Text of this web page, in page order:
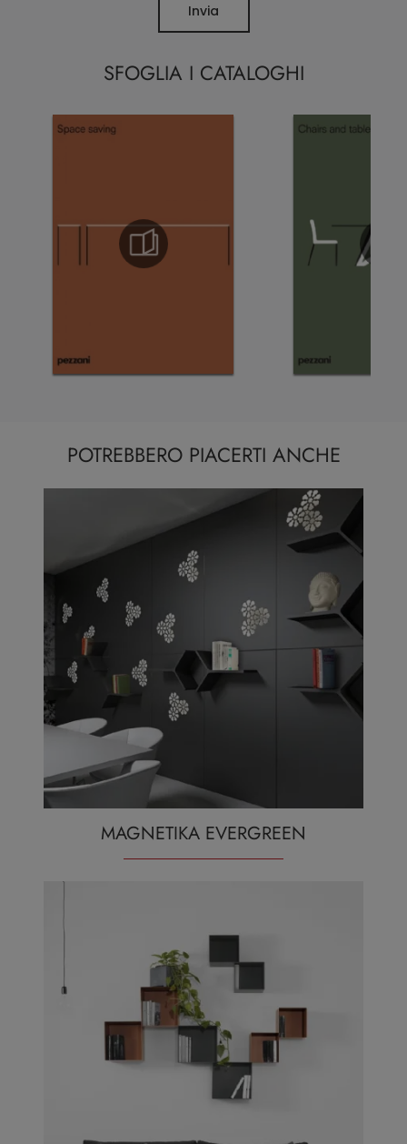
SFOGLIA I CATALOGHI
Invia
POTREBBERO PIACERTI ANCHE
MAGNETIKA EVERGREEN